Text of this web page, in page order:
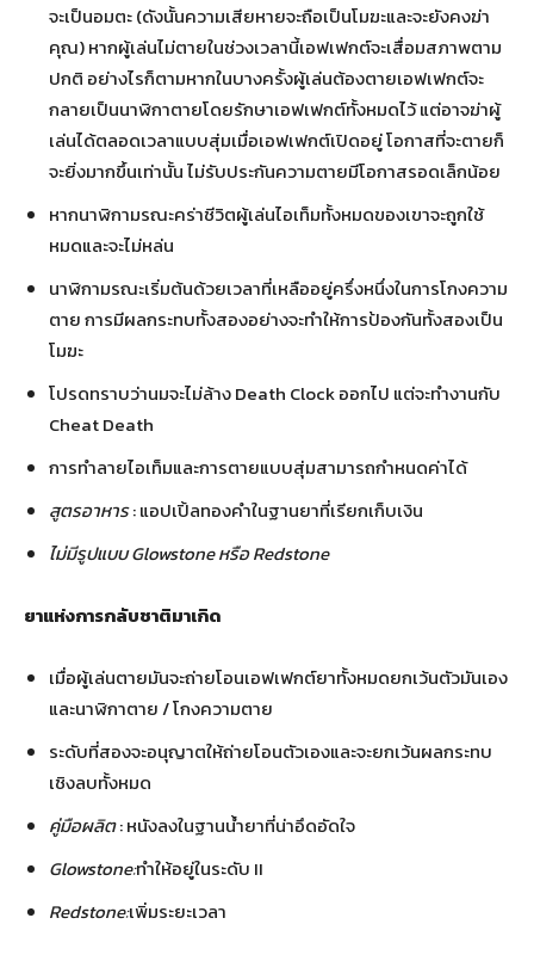
จะเป็นอมตะ (ดังนั้นความเสียหายจะถือเป็นโมฆะและจะยังคงฆ่า
คุณ) หากผู้เล่นไม่ตายในช่วงเวลานี้เอฟเฟกต์จะเสื่อมสภาพตาม
ปกติ อย่างไรก็ตามหากในบางครั้งผู้เล่นต้องตายเอฟเฟกต์จะ
กลายเป็นนาฬิกาตายโดยรักษาเอฟเฟกต์ทั้งหมดไว้ แต่อาจฆ่าผู้
เล่นได้ตลอดเวลาแบบสุ่มเมื่อเอฟเฟกต์เปิดอยู่ โอกาสที่จะตายก็
จะยิ่งมากขึ้นเท่านั้น ไม่รับประกันความตายมีโอกาสรอดเล็กน้อย
หากนาฬิกามรณะคร่าชีวิตผู้เล่นไอเท็มทั้งหมดของเขาจะถูกใช้
หมดและจะไม่หล่น
นาฬิกามรณะเริ่มต้นด้วยเวลาที่เหลืออยู่ครึ่งหนึ่งในการโกงความ
ตาย การมีผลกระทบทั้งสองอย่างจะทำให้การป้องกันทั้งสองเป็น
โมฆะ
โปรดทราบว่านมจะไม่ล้าง Death Clock ออกไป แต่จะทำงานกับ
Cheat Death
การทำลายไอเท็มและการตายแบบสุ่มสามารถกำหนดค่าได้
สูตรอาหาร: แอปเปิ้ลทองคำในฐานยาที่เรียกเก็บเงิน
ไม่มีรูปแบบ Glowstone หรือ Redstone
ยาแห่งการกลับชาติมาเกิด
เมื่อผู้เล่นตายมันจะถ่ายโอนเอฟเฟกต์ยาทั้งหมดยกเว้นตัวมันเอง
และนาฬิกาตาย / โกงความตาย
ระดับที่สองจะอนุญาตให้ถ่ายโอนตัวเองและจะยกเว้นผลกระทบ
เชิงลบทั้งหมด
คู่มือผลิต: หนังลงในฐานน้ำยาที่น่าอึดอัดใจ
Glowstone:ทำให้อยู่ในระดับ II
Redstone:เพิ่มระยะเวลา